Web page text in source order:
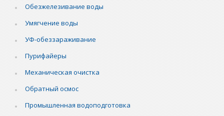
Обезжелезивание воды
Умягчение воды
УФ-обеззараживание
Пурифайеры
Механическая очистка
Обратный осмос
Промышленная водоподготовка